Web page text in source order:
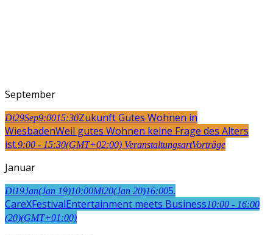
September
Di29Sep9:0015:30Zukunft Gutes Wohnen in
WiesbadenWeil gutes Wohnen keine Frage des Alters
ist.9:00 - 15:30(GMT+02:00) VeranstaltungsartVorträge
Januar
Di19Jan(Jan 19)10:00Mi20(Jan 20)16:005.
CareXFestivalEntertainment meets Business10:00 - 16:00
(20)(GMT+01:00)